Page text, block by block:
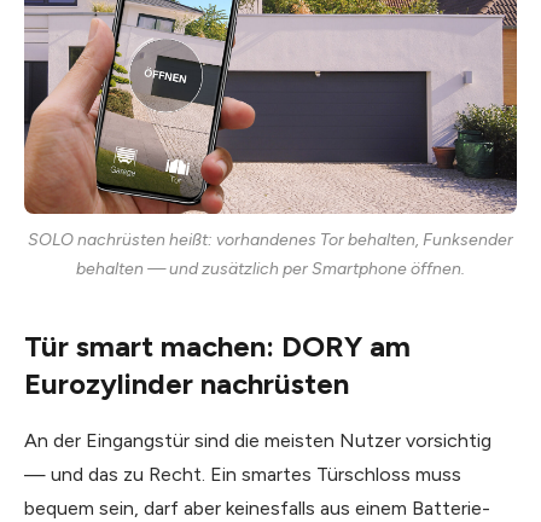
SOLO nachrüsten heißt: vorhandenes Tor behalten, Funksender
behalten — und zusätzlich per Smartphone öffnen.
Tür smart machen: DORY am
Eurozylinder nachrüsten
An der Eingangstür sind die meisten Nutzer vorsichtig
— und das zu Recht. Ein smartes Türschloss muss
bequem sein, darf aber keinesfalls aus einem Batterie-